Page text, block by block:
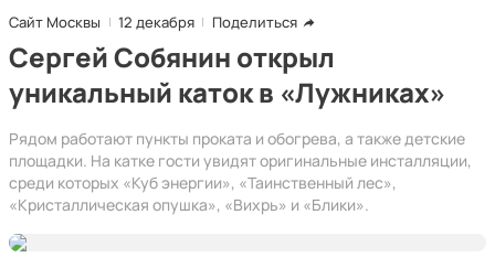
Сайт Москвы 12 декабря Поделиться
Сергей Собянин открыл
уникальный каток в «Лужниках»
Рядом работают пункты проката и обогрева, а также детские
площадки. На катке гости увидят оригинальные инсталляции,
среди которых «Куб энергии», «Таинственный лес»,
«Кристаллическая опушка», «Вихрь» и «Блики».